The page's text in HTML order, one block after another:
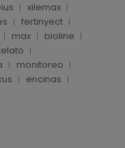
xilemax
fertinyect
max
bioline
monitoreo
encinas